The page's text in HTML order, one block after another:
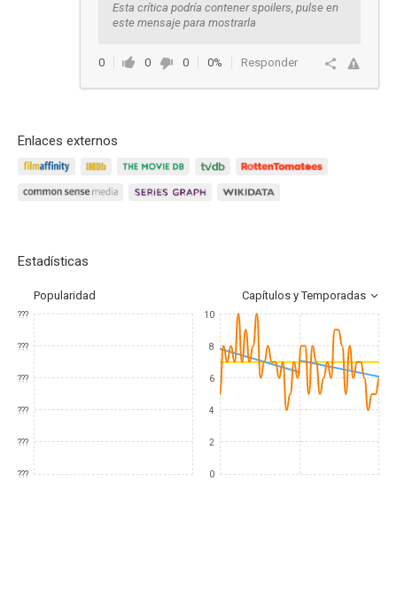
Esta crítica podría contener spoilers, pulse en
este mensaje para mostrarla
0 0 0 0% Responder
Enlaces externos
Estadísticas
Popularidad Capítulos y Temporadas
???
???
???
???
???
???
10
8
6
4
2
0